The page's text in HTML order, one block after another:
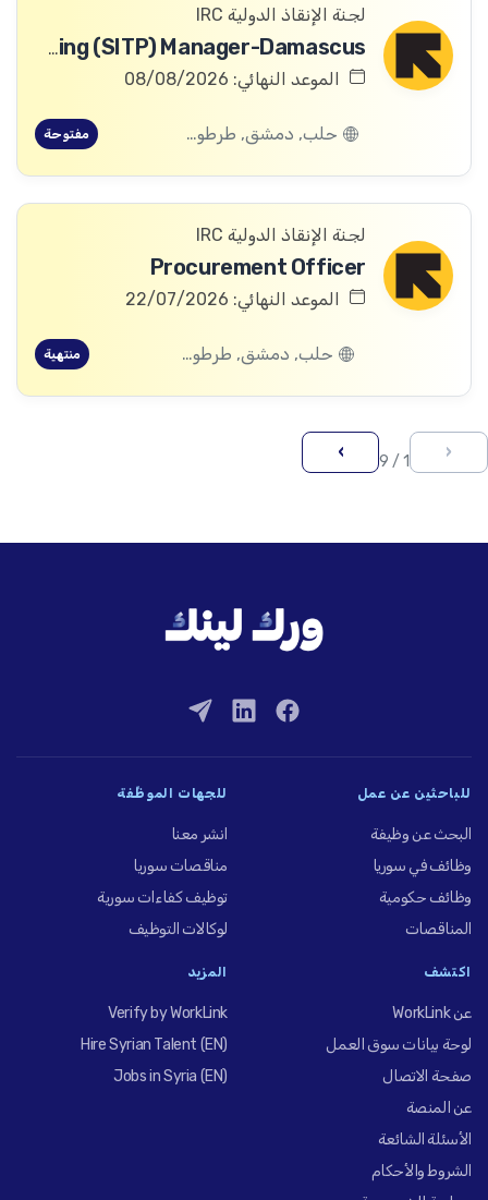
لجنة الإنقاذ الدولية IRC
Safeguarding and Safe, Inclusive and Transformative Programming (SITP) Manager-Damascus
الموعد النهائي: 08/08/2026
حلب, دمشق, طرطوس, ريف دمشق, ديرالزور, درعا, السويداء, إدلب, القنيطرة, اللاذقية, الرقة, حمص, الحسكة, حماة مفتوحة
لجنة الإنقاذ الدولية IRC
Procurement Officer
الموعد النهائي: 22/07/2026
حلب, دمشق, طرطوس, ريف دمشق, ديرالزور, درعا, السويداء, إدلب, القنيطرة, اللاذقية, الرقة, حمص, الحسكة, حماة منتهية
‹
1 / 9
›
للباحثين عن عمل
البحث عن وظيفة
وظائف في سوريا
وظائف حكومية
المناقصات
للجهات الموظِّفة
انشر معنا
مناقصات سوريا
توظيف كفاءات سورية
لوكالات التوظيف
اكتشف
عن WorkLink
لوحة بيانات سوق العمل
صفحة الاتصال
عن المنصة
الأسئلة الشائعة
الشروط والأحكام
المزيد
Verify by WorkLink
Hire Syrian Talent (EN)
Jobs in Syria (EN)